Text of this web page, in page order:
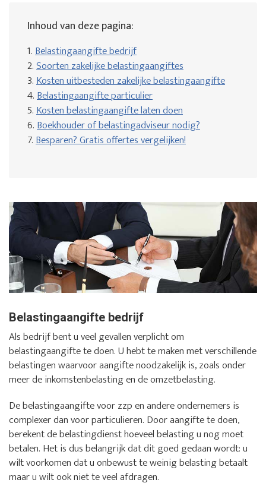
Inhoud van deze pagina:
1.Belastingaangifte bedrijf
2.Soorten zakelijke belastingaangiftes
3.Kosten uitbesteden zakelijke belastingaangifte
4.Belastingaangifte particulier
5.Kosten belastingaangifte laten doen
6.Boekhouder of belastingadviseur nodig?
7.Besparen? Gratis offertes vergelijken!
Belastingaangifte bedrijf
Als bedrijf bent u veel gevallen verplicht om
belastingaangifte te doen. U hebt te maken met verschillende
belastingen waarvoor aangifte noodzakelijk is, zoals onder
meer de inkomstenbelasting en de omzetbelasting.
De belastingaangifte voor zzp en andere ondernemers is
complexer dan voor particulieren. Door aangifte te doen,
berekent de belastingdienst hoeveel belasting u nog moet
betalen. Het is dus belangrijk dat dit goed gedaan wordt: u
wilt voorkomen dat u onbewust te weinig belasting betaalt
maar u wilt ook niet te veel afdragen.